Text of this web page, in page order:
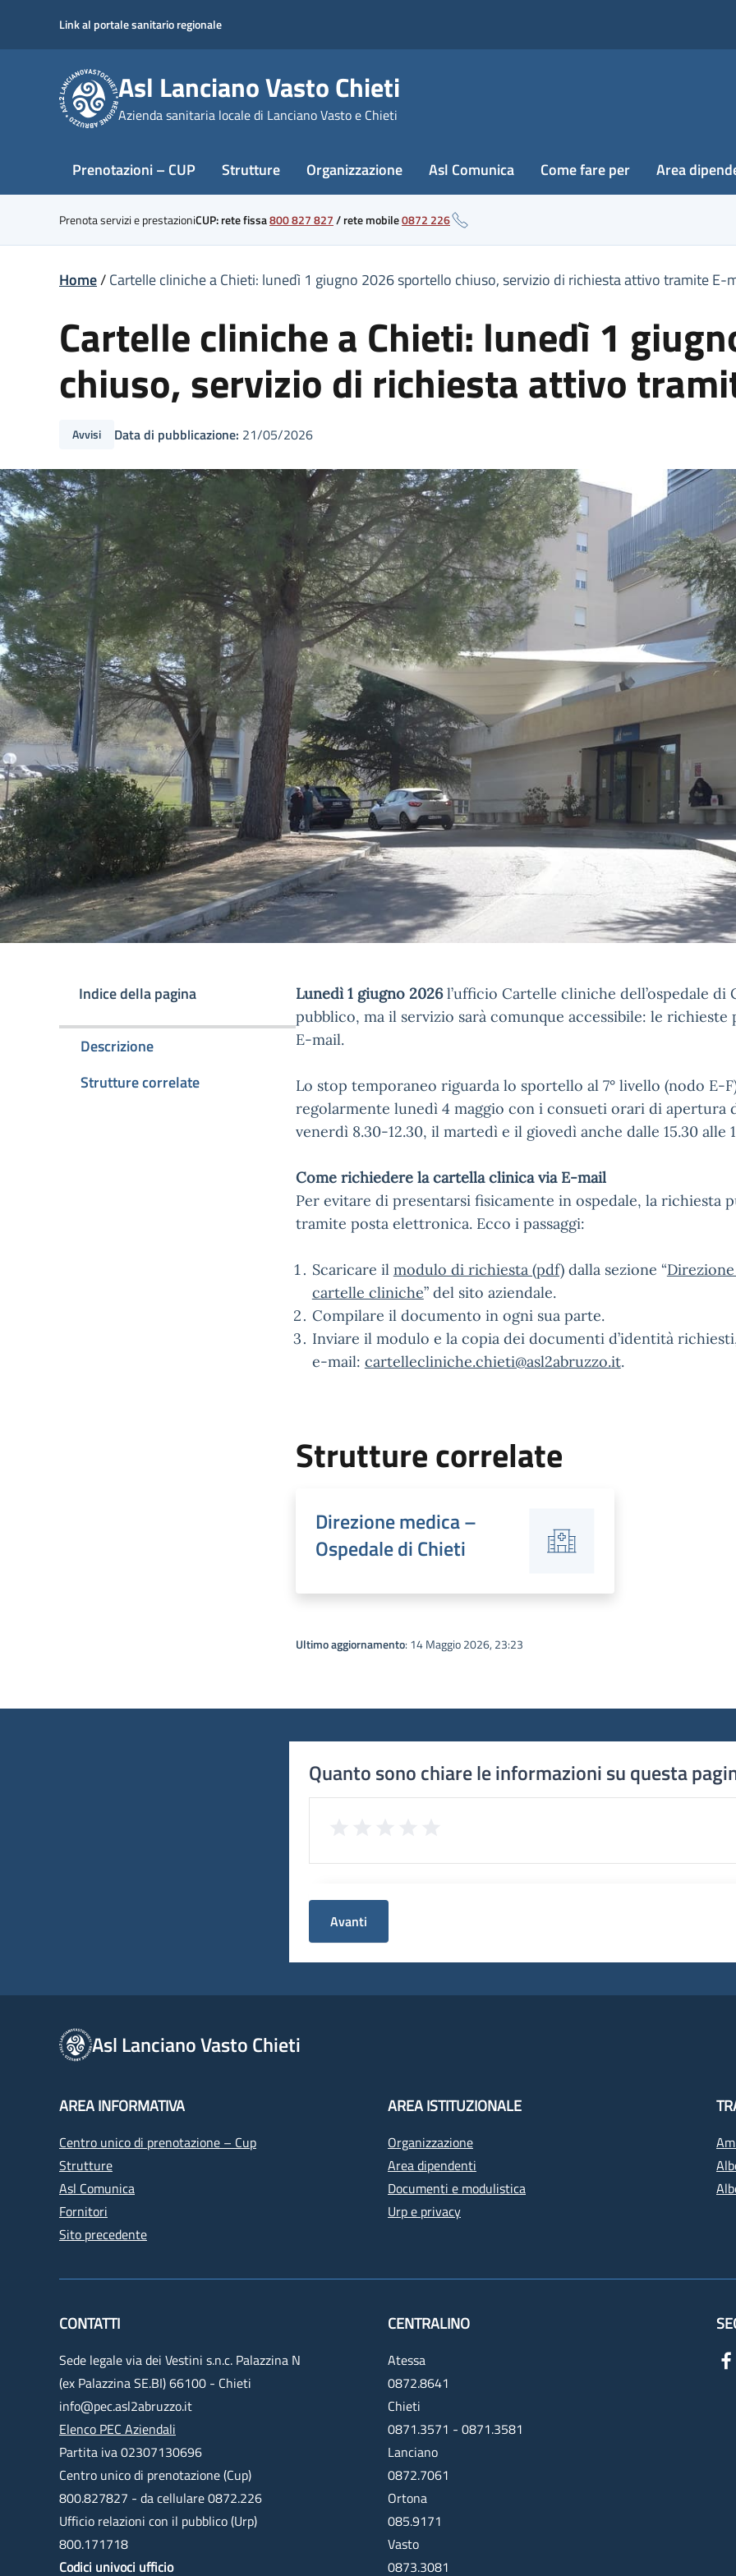
content
Link al portale sanitario regionale
Asl Lanciano Vasto Chieti
Azienda sanitaria locale di Lanciano Vasto e Chieti
Prenotazioni – CUP Strutture Organizzazione Asl Comunica Come fare per Area
Prenota servizi e prestazioniCUP: rete fissa800 827 827/rete mobile0872 226
Home/Cartelle cliniche a Chieti: lunedì 1 giugno 2026 sportello chiuso, servizio di richiesta attivo tramite E-
Cartelle cliniche a Chieti: lunedì 1
chiuso, servizio di richiesta attivo
Avvisi Data di pubblicazione: 21/05/2026
Indice della pagina
Descrizione
Strutture correlate
Lunedì 1 giugno 2026l’ufficio Cartelle cliniche dell’ospedale di
pubblico, ma il servizio sarà comunque accessibile: le
E-mail.
Lo stop temporaneo riguarda lo sportello al 7° livello (nodo E-
regolarmente lunedì 4 maggio con i consueti orari di apertura
venerdì 8.30-12.30, il martedì e il giovedì anche dalle 15.30 alle
Come richiedere la cartella clinica via E-mail
Per evitare di presentarsi fisicamente in ospedale, la richiesta
tramite posta elettronica. Ecco i passaggi:
Scaricare il modulo di richiesta (pdf)dalla sezione “
cartelle cliniche” del sito aziendale.
Compilare il documento in ogni sua parte.
Inviare il modulo e la copia dei documenti d’identità
e-mail: cartellecliniche.chieti@asl2abruzzo.it.
Strutture correlate
Direzione medica –
Ospedale di Chieti
Ultimo aggiornamento: 14 Maggio 2026, 23:23
Quanto sono chiare le informazioni su questa
Avanti
Asl Lanciano Vasto Chieti
AREA INFORMATIVA
Centro unico di prenotazione – Cup
Strutture
Asl Comunica
Fornitori
Sito precedente
AREA ISTITUZIONALE
Organizzazione
Area dipendenti
Documenti e modulistica
Urp e privacy
CONTATTI
Sede legale via dei Vestini s.n.c. Palazzina N
(ex Palazzina SE.BI) 66100 - Chieti
info@pec.asl2abruzzo.it
Elenco PEC Aziendali
Partita iva 02307130696
Centro unico di prenotazione (Cup)
800.827827 - da cellulare 0872.226
Ufficio relazioni con il pubblico (Urp)
800.171718
Codici univoci ufficio
CENTRALINO
Atessa
0872.8641
Chieti
0871.3571 - 0871.3581
Lanciano
0872.7061
Ortona
085.9171
Vasto
0873.3081